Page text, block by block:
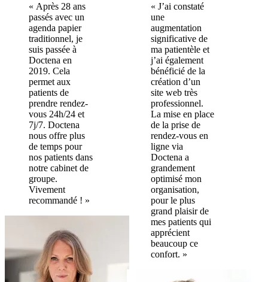
« Après 28 ans
passés avec un
agenda papier
traditionnel, je
suis passée à
Doctena en
2019. Cela
permet aux
patients de
prendre rendez-
vous 24h/24 et
7j/7. Doctena
nous offre plus
de temps pour
nos patients dans
notre cabinet de
groupe.
Vivement
recommandé ! »
« J’ai constaté
une
augmentation
significative de
ma patientèle et
j’ai également
bénéficié de la
création d’un
site web très
professionnel.
La mise en place
de la prise de
rendez-vous en
ligne via
Doctena a
grandement
optimisé mon
organisation,
pour le plus
grand plaisir de
mes patients qui
apprécient
beaucoup ce
confort. »